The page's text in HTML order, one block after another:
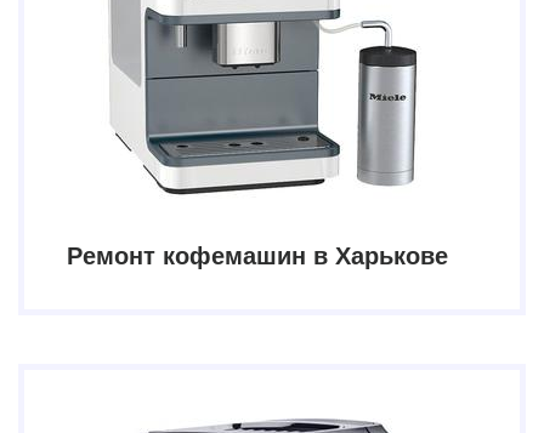
Ремонт кофемашин в Харькове